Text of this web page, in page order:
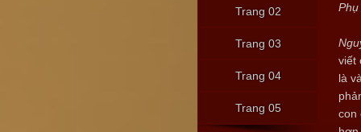
Phụ
viết
là
con
Trang 02
Trang 03
Trang 04
Trang 05